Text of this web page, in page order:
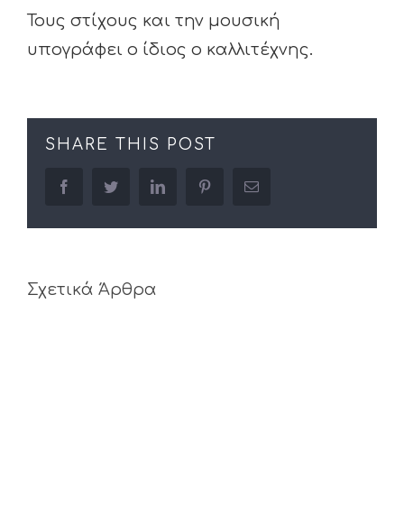
Τους στίχους και την μουσική
υπογράφει ο ίδιος ο καλλιτέχνης.
SHARE THIS POST
facebooktwitter linkedin pinterestEmail
Σχετικά Άρθρα